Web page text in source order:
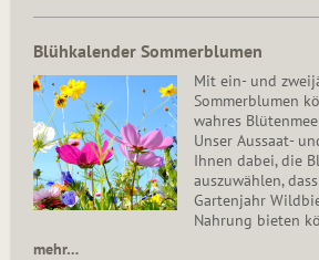
Blühkalender Sommerblumen
Mit ein- und
Sommerblumen
wahres
Unser Aussaat-
Ihnen dabei, die
auszuwählen,
Gartenjahr
Nahrung bieten
mehr…